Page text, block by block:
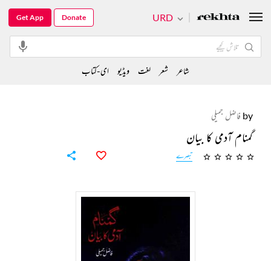
by فاضل جمیلی
گمنام آدمی کا بیان
تبصرے
URD
Get App Donate
شاعر شعر لغت ویڈیو ای-کتاب